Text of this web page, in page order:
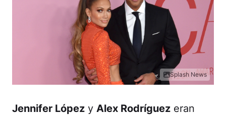
Splash News
Jennifer López y Alex Rodríguez eran